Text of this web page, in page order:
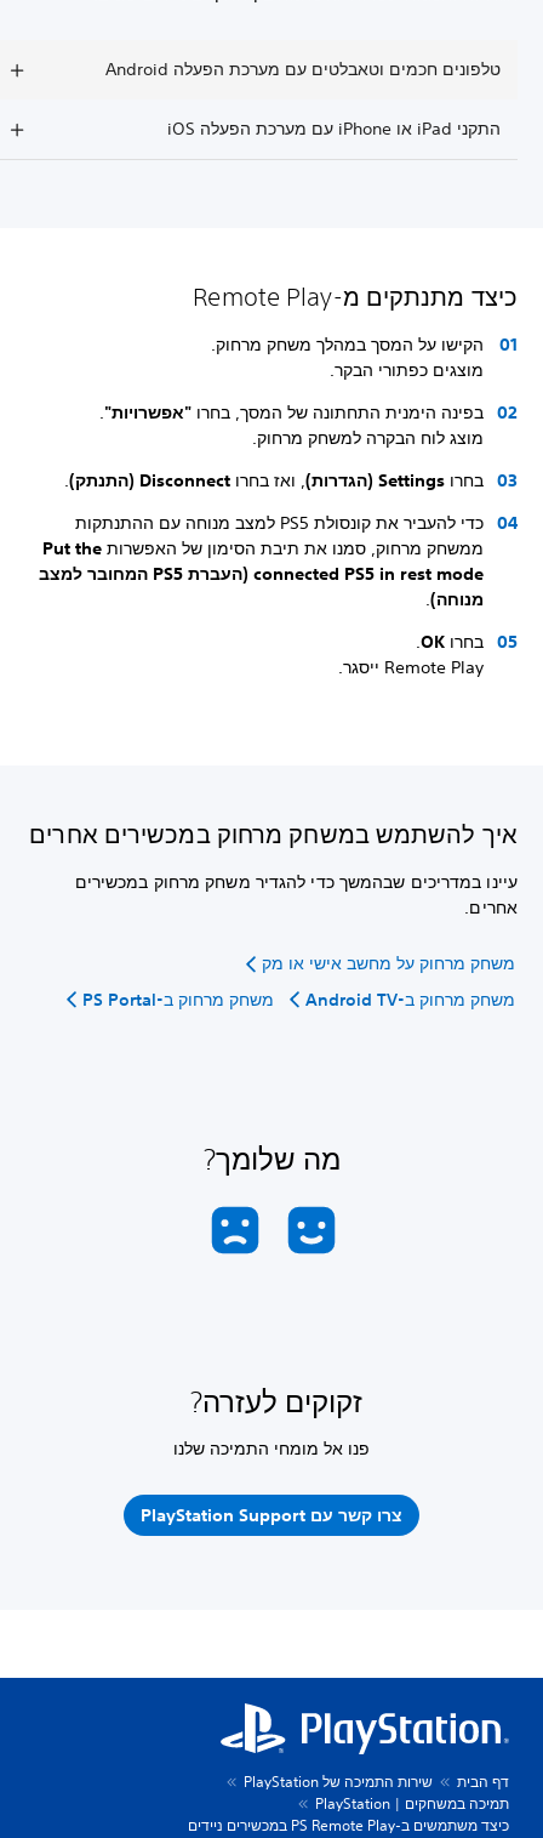
טלפונים חכמים וטאבלטים עם מערכת הפעלה Android
התקני iPad או iPhone עם מערכת הפעלה iOS
כיצד מתנתקים מ-Remote Play
הקישו על המסך במהלך משחק מרחוק.
מוצגים כפתורי הבקר.
בפינה הימנית התחתונה של המסך, בחרו"אפשרויות".
מוצג לוח הבקרה למשחק מרחוק.
בחרוSettings (הגדרות) , ואז בחרוDisconnect (התנתק)
.
כדי להעביר את קונסולת PS5 למצב מנוחה עם ההתנתקות
ממשחק מרחוק, סמנו את תיבת הסימון של האפשרותPut the
connected PS5 in rest mode (העברת PS5 המחובר למצב
מנוחה).
בחרוOK
.
Remote Play ייסגר.
איך להשתמש במשחק מרחוק במכשירים אחרים
עיינו במדריכים שבהמשך כדי להגדיר משחק מרחוק במכשירים
אחרים.
משחק מרחוק על מחשב אישי או מק
משחק מרחוק ב-Android TV
משחק מרחוק ב-PS Portal
מה שלומך?
זקוקים לעזרה?
פנו אל מומחי התמיכה שלנו
צרו קשר עם PlayStation Support
דף הבית
שירות התמיכה של PlayStation
תמיכה במשחקים | PlayStation
כיצד משתמשים ב-PS Remote Play במכשירים ניידים